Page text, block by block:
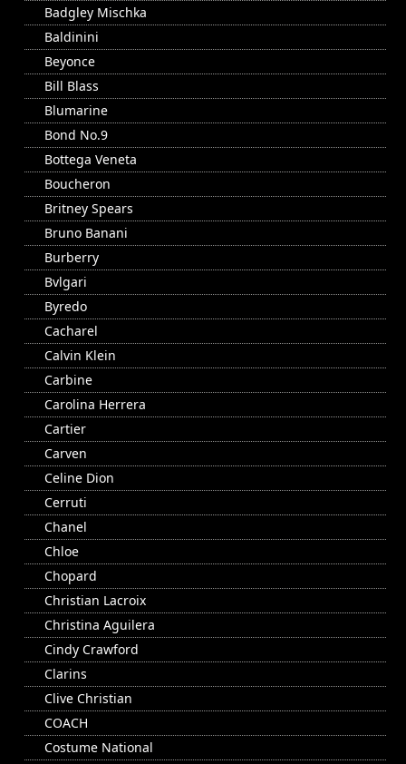
Badgley Mischka
Baldinini
Beyonce
Bill Blass
Blumarine
Bond No.9
Bottega Veneta
Boucheron
Britney Spears
Bruno Banani
Burberry
Bvlgari
Byredo
Cacharel
Calvin Klein
Carbine
Carolina Herrera
Cartier
Carven
Celine Dion
Cerruti
Chanel
Chloe
Chopard
Christian Lacroix
Christina Aguilera
Cindy Crawford
Clarins
Clive Christian
COACH
Costume National